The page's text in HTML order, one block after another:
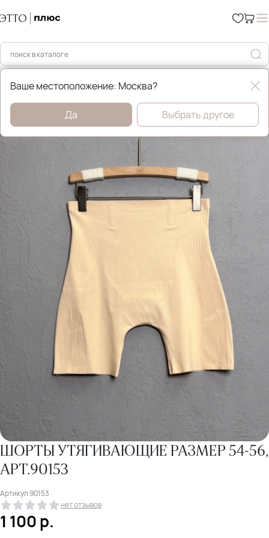
Главная Нижнее бельё
ШОРТЫ УТЯГИВАЮЩИЕ РАЗМЕР 54-56,
АРТ.90153
Артикул90153
нет отзывов
1 100р.
Ваше местоположение: Москва?
Да Выбрать другое